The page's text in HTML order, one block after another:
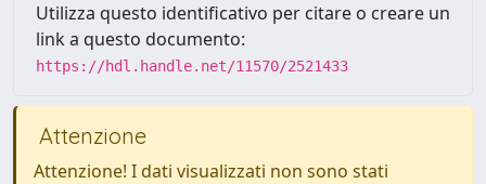
Utilizza questo identificativo per citare o creare un
link a questo documento:
https://hdl.handle.net/11570/2521433
Attenzione
Attenzione! I dati visualizzati non sono stati